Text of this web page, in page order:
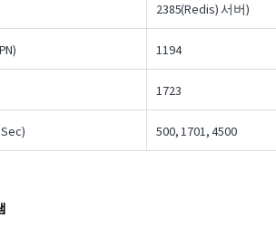
2385(Redis) 서버)
1194
1723
500, 1701, 4500